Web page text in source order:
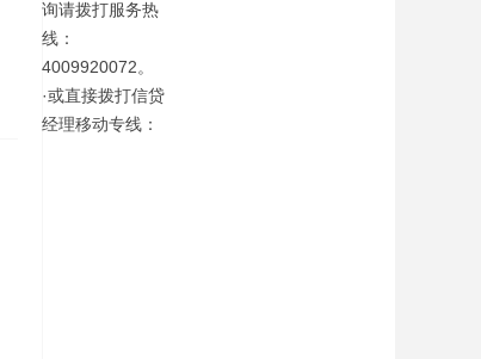
询请拨打服务热
线：
4009920072。
·或直接拨打信贷
经理移动专线：